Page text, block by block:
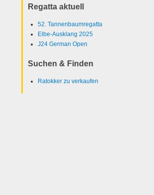
Regatta aktuell
52. Tannenbaumregatta
Elbe-Ausklang 2025
J24 German Open
Suchen & Finden
Ratokker zu verkaufen